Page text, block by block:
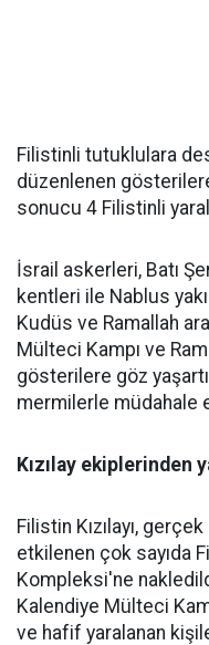
Filistinli tutuklulara
düzenlenen
sonucu 4 Filistinli
İsrail askerleri, Batı
kentleri ile Nablus
Kudüs ve Ramallah
Mülteci Kampı ve
gösterilere göz
mermilerle müdahale
Kızılay ekiplerinden
Filistin Kızılayı,
etkilenen çok sayıda
Kompleksi'ne
Kalendiye Mülteci
ve hafif yaralanan